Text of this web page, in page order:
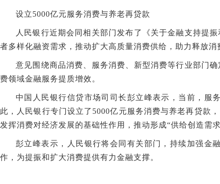
设立5000亿元服务消费与养老再贷款
人民银行近期会同相关部门发布了《关于金融支持提
者多样化融资需求，推动扩大高质量消费供给，助力释放消
意见围绕商品消费、服务消费、新型消费等行业部门
费领域金融服务提质增效。
中国人民银行信贷市场司司长彭立峰表示，当前，服
此，人民银行专门设立了5000亿元服务消费与养老再贷款
发挥消费对经济发展的基础性作用，推动形成“供给创造需
彭立峰表示，人民银行将会同有关部门，持续加强金
作，为提振和扩大消费提供有力金融支撑。